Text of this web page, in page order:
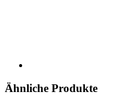
Ähnliche Produkte